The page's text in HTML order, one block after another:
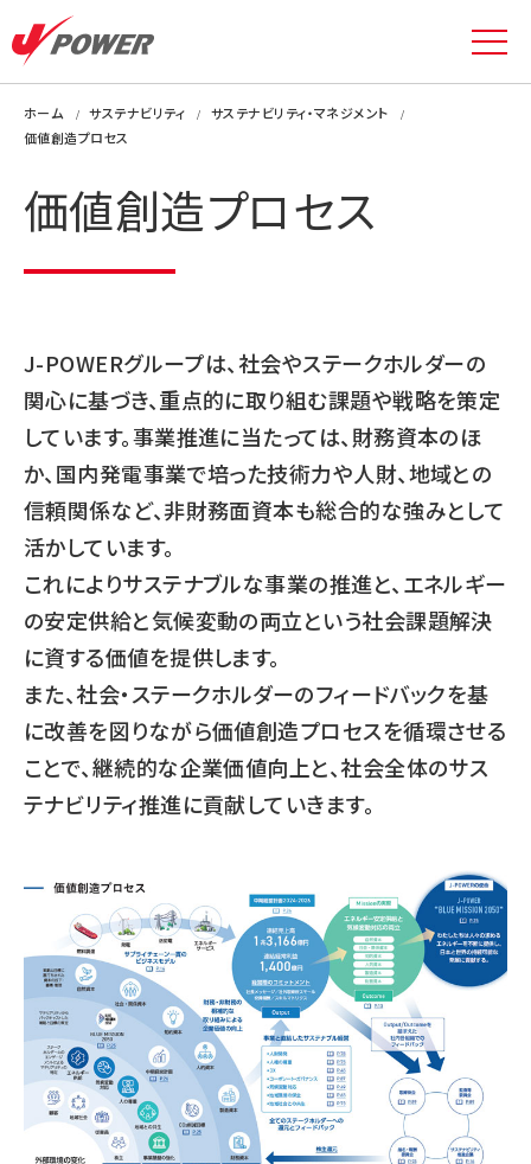
ホーム サステナビリティ
サステナビリティ・マネジメント
価値創造プロセス
価値創造プロセス
J-POWERグループは、社会やステークホルダーの
関心に基づき、重点的に取り組む課題や戦略を策定
しています。事業推進に当たっては、財務資本のほ
か、国内発電事業で培った技術力や人財、地域との
信頼関係など、非財務面資本も総合的な強みとして
活かしています。
これによりサステナブルな事業の推進と、エネルギー
の安定供給と気候変動の両立という社会課題解決
に資する価値を提供します。
また、社会・ステークホルダーのフィードバックを基
に改善を図りながら価値創造プロセスを循環させる
ことで、継続的な企業価値向上と、社会全体のサス
テナビリティ推進に貢献していきます。